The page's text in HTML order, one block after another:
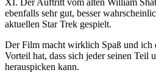
ebenfalls sehr gut, besser
aktuellen Star Trek gespielt.
Der Film macht wirklich Spaß und ich
Vorteil hat, dass sich jeder seinen Teil
herauspicken kann.